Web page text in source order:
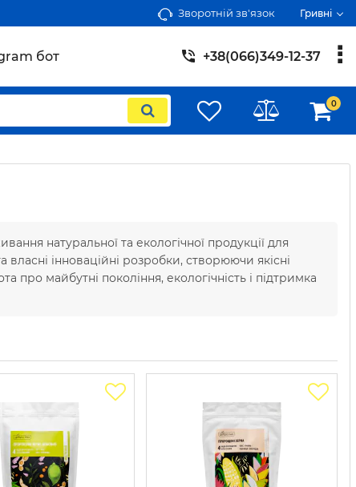
Зворотній зв'язок Гривні
бот +38(066)349-12-37
0
натуральної та екологічної продукції для
власні інноваційні розробки, створюючи якісні
про майбутні покоління, екологічність і підтримка